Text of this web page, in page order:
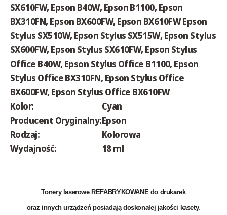
SX610FW, Epson B40W, Epson B1100, Epson
BX310FN, Epson BX600FW, Epson BX610FW Epson
Stylus SX510W, Epson Stylus SX515W, Epson Stylus
SX600FW, Epson Stylus SX610FW, Epson Stylus
Office B40W, Epson Stylus Office B1100, Epson
Stylus Office BX310FN, Epson Stylus Office
BX600FW, Epson Stylus Office BX610FW
Kolor:
Cyan
Producent Oryginalny:Epson
Rodzaj:
Kolorowa
Wydajność:
18 ml
Tonery laserowe REFABRYKOWANEdo drukarek
oraz innych urządzeń posiadają doskonałej jakości kasety.